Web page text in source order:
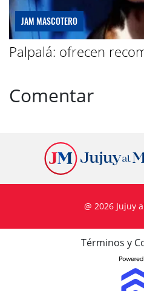
JAM MASCOTERO
Palpalá: ofrecen
Comentar
@ 2026 Jujuy
Términos y